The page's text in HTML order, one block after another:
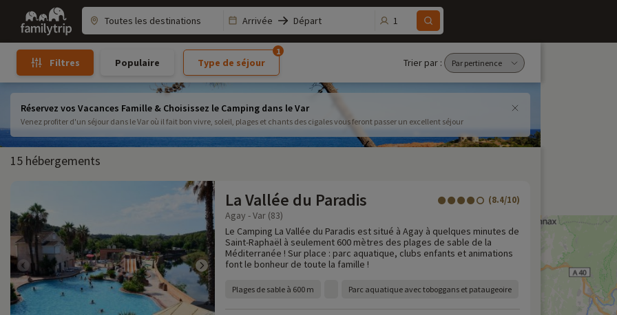
Family
trip
Arrivée Départ 1
Filtres Populaire Type de séjour
1
Trier par :
Réservez vos Vacances Famille & Choisissez le Camping dans le Var
Venez profiter d'un séjour dans le Var où il fait bon vivre, soleil, plages et chants des cigales vous feront passer un excellent séjour
15 hébergements
La Vallée du Paradis (8.4/10)
Agay - Var (83)
Le Camping La Vallée du Paradis est situé à Agay à quelques minutes de
Saint-Raphaël à seulement 600 mètres des plages de sable de la
Méditerranée ! Sur place : parc aquatique, clubs enfants et animations
font le bonheur de toute la famille !
Plages de sable à 600 m Parc aquatique avec toboggans et pataugeoire